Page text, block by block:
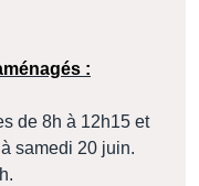
:
de 8h à 12h15 et
samedi 20 juin.